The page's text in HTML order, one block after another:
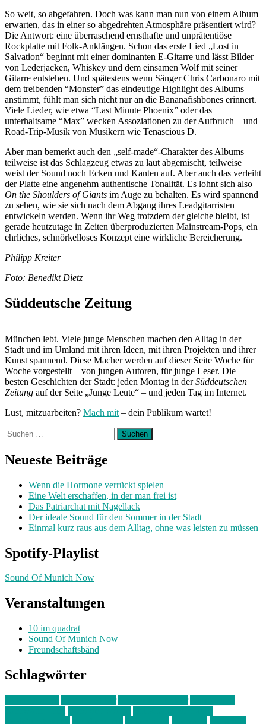
So weit, so abgefahren. Doch was kann man nun von einem Album
erwarten, das in einer so abgedrehten Atmosphäre präsentiert wird?
Die Antwort: eine überraschend ernsthafte und unprätentiöse
Rockplatte mit Folk-Anklängen. Schon das erste Lied „Lost in
Salvation“ beginnt mit einer dominanten E-Gitarre und lässt Bilder
von Lederjacken, Whiskey und dem einsamen Wolf mit seiner
Gitarre entstehen. Und spätestens wenn Sänger Chris Carbonaro mit
dem treibenden “Monster” das eindeutige Highlight des Albums
anstimmt, fühlt man sich nicht nur an die Bananafishbones erinnert.
Viele Lieder, wie etwa “Last Minute Phoenix” oder das
unterhaltsame “Max” wecken Assoziationen zu der Aufbruch – und
Road-Trip-Musik von Musikern wie Tenascious D.
Aber man bemerkt auch den „self-made“-Charakter des Albums –
teilweise ist das Schlagzeug etwas zu laut abgemischt, teilweise
weist der Sound noch Ecken und Kanten auf. Aber auch das verleiht
der Platte eine angenehm authentische Tonalität. Es lohnt sich also
On the Shoulders of Giants im Auge zu behalten. Es wird spannend
zu sehen, wie sie sich nach dem Abgang ihres Leadgitarristen
entwickeln werden. Wenn ihr Weg trotzdem der gleiche bleibt, ist
gerade heutzutage in Zeiten überproduzierten Mainstream-Pops, ein
ehrliches, schnörkelloses Konzept eine wirkliche Bereicherung.
Philipp Kreiter
Foto: Benedikt Dietz
Süddeutsche Zeitung
München lebt. Viele junge Menschen machen den Alltag in der
Stadt und im Umland mit ihren Ideen, mit ihren Projekten und ihrer
Kunst spannend. Diese Macher werden auf dieser Seite Woche für
Woche vorgestellt – von jungen Autoren, für junge Leser. Die
besten Geschichten der Stadt: jeden Montag in derSüddeutschen
Zeitung auf der Seite „Junge Leute“ – und jeden Tag im Internet.
Lust, mitzuarbeiten? Mach mit – dein Publikum wartet!
Suchen
nach:
Neueste Beiträge
Wenn die Hormone verrückt spielen
Eine Welt erschaffen, in der man frei ist
Das Patriarchat mit Nagellack
Der ideale Sound für den Sommer in der Stadt
Einmal kurz raus aus dem Alltag, ohne was leisten zu müssen
Spotify-Playlist
Sound Of Munich Now
Veranstaltungen
10 im quadrat
Sound Of Munich Now
Freundschaftsbänd
Schlagwörter